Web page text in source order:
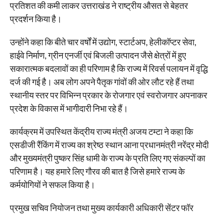
प्रतिशत की कमी लाकर उत्तराखंड ने राष्ट्रीय औसत से बेहतर
प्रदर्शन किया है।
उन्होंने कहा कि बीते चार वर्षों में उद्योग, स्टार्टअप, हेलीकॉप्टर सेवा,
हाईवे निर्माण, ग्रीन एनर्जी एवं बिजली उत्पादन जैसे क्षेत्रों में हुए
सकारात्मक बदलावों का ही परिणाम है कि राज्य में रिवर्स पलायन में वृद्धि
दर्ज की गई है। अब लोग अपने पैतृक गांवों की ओर लौट रहे हैं तथा
स्थानीय स्तर पर विभिन्न प्रकार के रोजगार एवं स्वरोजगार अपनाकर
प्रदेश के विकास में भागीदारी निभा रहे हैं।
कार्यक्रम में उपस्थित केंद्रीय राज्य मंत्री अजय टम्टा ने कहा कि
एसडीजी रैंकिंग में राज्य का श्रेष्ठ स्थान आना प्रधानमंत्री नरेंद्र मोदी
और मुख्यमंत्री पुष्कर सिंह धामी के राज्य के प्रति लिए गए संकल्पों का
परिणाम है। यह हमारे लिए गौरव की बात है जिसे हमारे राज्य के
कर्मयोगियों ने सफल किया है।
प्रमुख सचिव नियोजन तथा मुख्य कार्यकारी अधिकारी सेंटर फॉर